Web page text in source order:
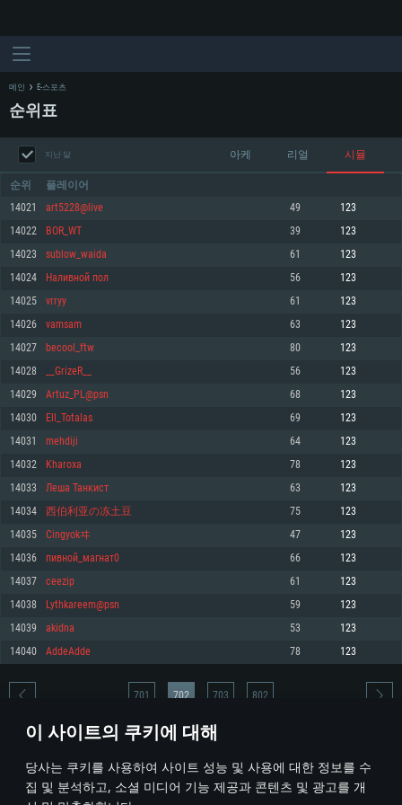
이 사이트의 쿠키에 대해
당사는 쿠키를 사용하여 사이트 성능 및 사용에 대한 정보를 수
집 및 분석하고, 소셜 미디어 기능 제공과 콘텐츠 및 광고를 개
최소사양
운영체제: Windows 10 (64 bit)
프로세서: 2.2 GHz 듀얼코어 이상
메모리: 4GB
그래픽 카드: DirectX 11 이상을 지원하는 AMD Radeon 77XX / NVIDIA
GeForce GT 660. 최소 사양 해상도: 720p
네트워크: 브로드밴드 인터넷
여유 저장 공간: 22.1 GB (최소 클라이언트)
권장 사양
570 혹은 그 이상
여유 저장 공간: 62.2 GB (전체 클라이언트)
최소사양
운영체제: Mac OS Big Sur 11.0
프로세서: 최소 2.2 GHz의 Core i5 (Intel Xeon 은 지원하지 않습니다)
메모리: 6 GB
그래픽 카드: Metal 을 지원하는 Intel Iris Pro 5200 (Mac), 혹은 이와 비슷한 성
능을 가지는 Mac 버전의 AMD/Nvidia. 최소 해상도: 720p
네트워크: 브로드밴드 인터넷
여유 저장 공간: 22.1 GB (최소 클라이언트)
권장 사양
네트워크: 브로드밴드 인터넷
여유 저장 공간: 62.2 GB (전체 클라이언트)
최소사양
운영체제: 64bit Linux 중 최신 버전
프로세서: 2.4 GHz 듀얼코어
메모리: 4 GB
그래픽 카드: Vulkan 을 지원하고, 최신 그래픽 드라이버를 지원하는 NVIDIA
660 (6개월 미만) 혹은 그와 동급의 성능을 가지며 최신 그래픽 드라이버를 지
원하는 AMD (6개월 미만; 최소사양 지원 해상도 720p)
네트워크: 브로드밴드 인터넷
여유 저장 공간: 22.1 GB (최소 클라이언트)
권장 사양
운영체제: Ubuntu 20.04 64bit
프로세서: Intel Core i7
메모리: 16 GB
그래픽 카드: Vulkan 을 지원하고, 최신 그래픽 드라이버를 지원하는 NVIDIA
1060 (6개월 미만) 혹은 그와 동급의 성능을 가지며 최신 그래픽 드라이버를
지원하는 AMD RX 570 (6개월 미만; 최소사양 지원 해상도 720p) 이상
여유 저장 공간: 62.2 GB (전체 클라이언트)
메인 E-스포츠
순위표
지난 달 아케 리얼 시뮬
순위 플레이어
14021 art5228@live 49 123
14022 BOR_WT 39 123
14023 sublow_waida 61 123
14024 Наливной пол 56 123
14025 vrryy 61 123
14026 vamsam 63 123
14027 becool_ftw 80 123
14028 __GrizeR__ 56 123
14029 Artuz_PL@psn 68 123
14030 Ell_Totalas 69 123
14031 mehdiji 64 123
14032 Kharoxa 78 123
14033 Леша Танкист 63 123
14034 西伯利亚の冻土豆 75 123
14035 Cingyokヰ 47 123
14036 пивной_магнат0 66 123
14037 ceezip 61 123
14038 Lythkareem@psn 59 123
14039 akidna 53 123
14040 AddeAdde 78 123
* 순위표는 매일 1회 갱신됩니다
701 702 703 802